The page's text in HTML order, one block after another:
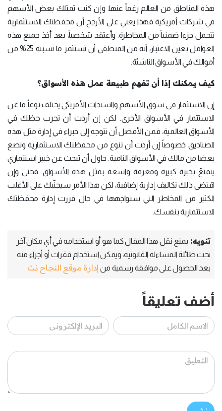
هذه المناطق من العالم رغماً عنها. وإن كنت تمتلك بعض الأسهم
في شركات أمريكية فهذا يعني على الأرجح أن محفظتك الاستثمارية
تتحمل جزءا ضمنياً من المخاطرة. وأعتقد شخصياً، بعد أخذ جميع هذه
العوامل بعين الاعتبار، أنه من المنطقي أن تستثمر ما نسبته 25% من
أموالك في الأسواق الناشئة.
كيف يمكنك إذا أن تفهم طبيعة عمل هذه الأسواق؟
إن الاستثمار في سوق الأسهم والسندات الأمريكي يختلف نوعاً ما عن
الاستثمار في الأسواق الأخرى. لكن إن أردت أن تجرب حظك في
الأسواق العالمية، فمن الأفضل أن تتوجه إلى خبراء في إدارة مثل هذه
الصناديق خصوصاً إن أردت أن تنوع من محفظتك الاستثمارية وتضع
بعضا من مالك في الأسواق النامية. حاول أن تبحث عن خبير استثماري
يتمتعّ بخبرة كبيرة ومعرفة واسعة بمثل هذه الأسواق. فحتى وإن
اقتضى ذلك تكاليف إدارية إضافية، لكن هذا الأمر سيجنّبك على الأغلب
الكثير من المخاطر التي ستواجهها في حال قررت إدارة محفظتك
الاستثمارية بنفسك.
تنويه: يمنع نقل هذا المقال كما هو أو استخدامه في أي مكان آخر
تحت طائلة المساءلة القانونية، ويمكن استخدام فقرات أو أجزاء منه
بعد الحصول على موافقة رسمية من إدارة موقع النجاح نت
أضف تعليقاً